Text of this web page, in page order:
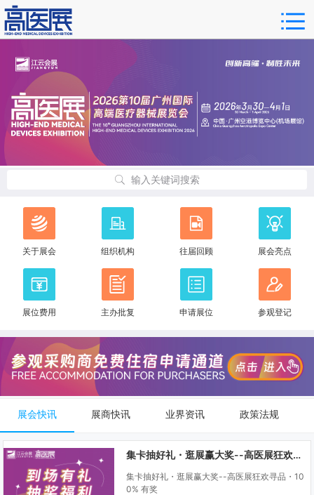
输入关键词搜索
关于展会 组织机构 往届回顾 展会亮点
展位费用 主办批复 申请展位 参观登记
展会快讯 展商快讯 业界资讯 政策法规
集卡抽好礼・逛展赢大奖--高医展狂欢寻品・100% 有奖
集卡抽好礼・逛展赢大奖--高医展狂欢寻品・10
0% 有奖